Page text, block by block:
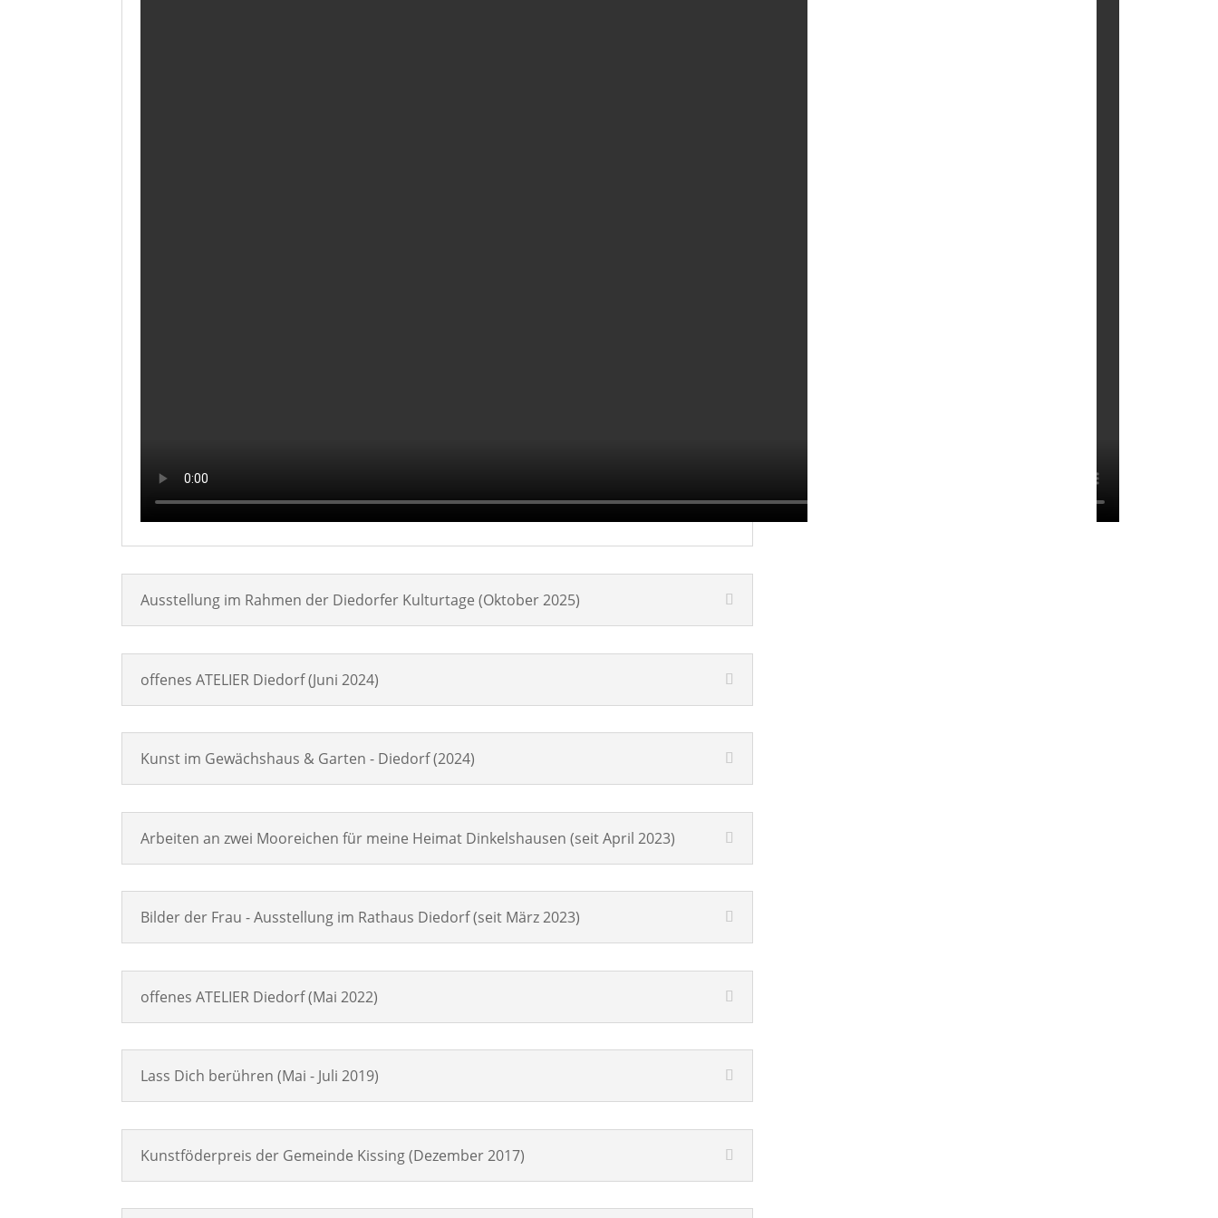
Ausstellung im Rahmen der Diedorfer Kulturtage (Oktober 2025)
offenes ATELIER Diedorf (Juni 2024)
Kunst im Gewächshaus & Garten - Diedorf (2024)
Arbeiten an zwei Mooreichen für meine Heimat Dinkelshausen (seit April 2023)
Bilder der Frau - Ausstellung im Rathaus Diedorf (seit März 2023)
offenes ATELIER Diedorf (Mai 2022)
Lass Dich berühren (Mai - Juli 2019)
Kunstföderpreis der Gemeinde Kissing (Dezember 2017)